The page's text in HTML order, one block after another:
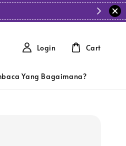
Yang Bagaimana?
Login Cart